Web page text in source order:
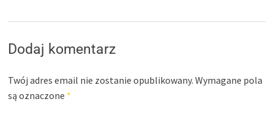
Dodaj komentarz
Twój adres email nie zostanie opublikowany. Wymagane pola
są oznaczone *